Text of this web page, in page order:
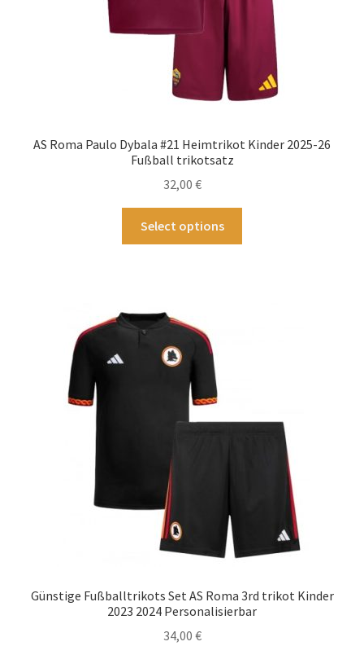
werden
AS Roma Paulo Dybala #21 Heimtrikot Kinder 2025-26
Fußball trikotsatz
32,00 €
Select options
der
Produktseite
gewählt
Günstige Fußballtrikots Set AS Roma 3rd trikot Kinder
2023 2024 Personalisierbar
34,00 €